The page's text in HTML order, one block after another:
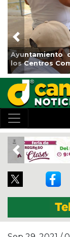
de Xalapa
Comunitarios
Previous
Previous